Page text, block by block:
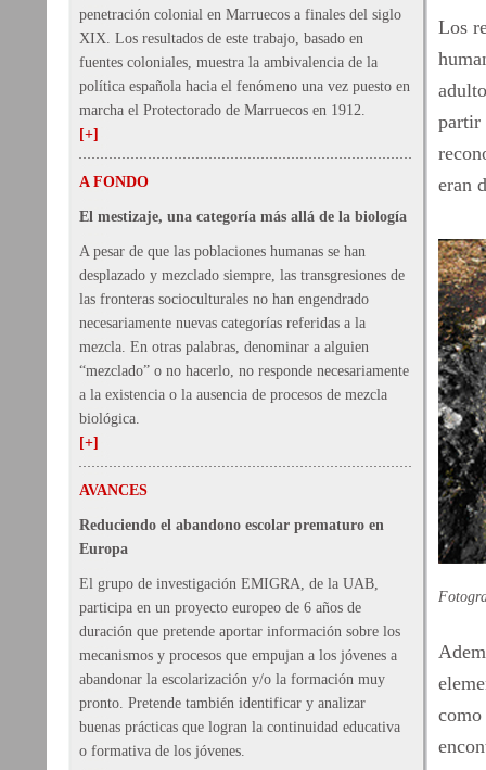
penetración colonial en Marruecos a finales del siglo
XIX. Los resultados de este trabajo, basado en
fuentes coloniales, muestra la ambivalencia de la
política española hacia el fenómeno una vez puesto en
marcha el Protectorado de Marruecos en 1912.
[+]
A FONDO
El mestizaje, una categoría más allá de la biología
A pesar de que las poblaciones humanas se han
desplazado y mezclado siempre, las transgresiones de
las fronteras socioculturales no han engendrado
necesariamente nuevas categorías referidas a la
mezcla. En otras palabras, denominar a alguien
“mezclado” o no hacerlo, no responde necesariamente
a la existencia o la ausencia de procesos de mezcla
biológica.
[+]
AVANCES
Reduciendo el abandono escolar prematuro en
Europa
El grupo de investigación EMIGRA, de la UAB,
participa en un proyecto europeo de 6 años de
duración que pretende aportar información sobre los
mecanismos y procesos que empujan a los jóvenes a
abandonar la escolarización y/o la formación muy
pronto. Pretende también identificar y analizar
buenas prácticas que logran la continuidad educativa
o formativa de los jóvenes.
Los
partir
eran
como